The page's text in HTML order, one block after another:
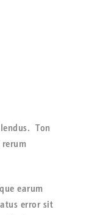
Ton
earum
error sit